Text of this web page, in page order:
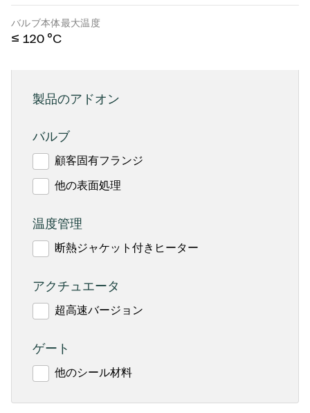
バルブ本体最大温度
≤ 120 °C
製品のアドオン
バルブ
顧客固有フランジ
他の表面処理
温度管理
断熱ジャケット付きヒーター
アクチュエータ
超高速バージョン
ゲート
他のシール材料